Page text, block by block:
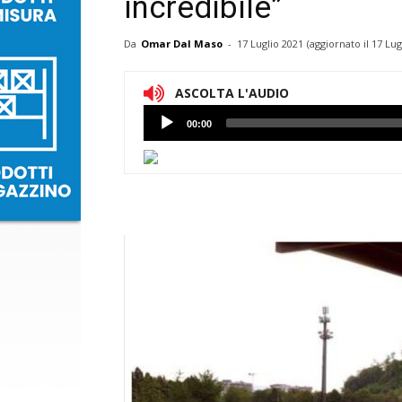
incredibile”
Da Omar Dal Maso - 17 Luglio 2021 (aggiornato il 17
ASCOLTA L'AUDIO
Lettore
Audio
00:00